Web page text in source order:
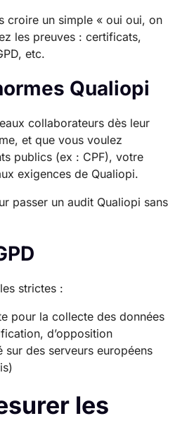
croire un simple « oui oui, on
les preuves : certificats,
etc.
Qualiopi
collaborateurs dès leur
et que vous voulez
publics (ex : CPF), votre
exigences de Qualiopi.
passer un audit Qualiopi sans
strictes :
pour la collecte des données
d’opposition
sur des serveurs européens
les